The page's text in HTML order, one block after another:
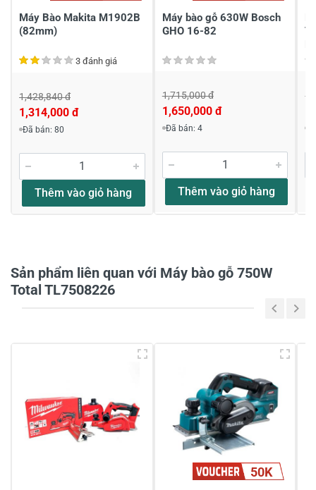
Viết nhận xét về sản phẩm
Đánh giá sao
Tiêu đề của nhận xét *
Máy Bào Makita M1902B
(82mm)
3 đánh giá
1,428,840 đ
1,314,000 đ
Đã bán: 80
Thêm vào giỏ hàng
Máy bào gỗ 630W Bosch
GHO 16-82
1,715,000 đ
1,650,000 đ
Đã bán: 4
Thêm vào giỏ hàng
Sản phẩm liên quan với Máy bào gỗ 750W
Total TL7508226
50K